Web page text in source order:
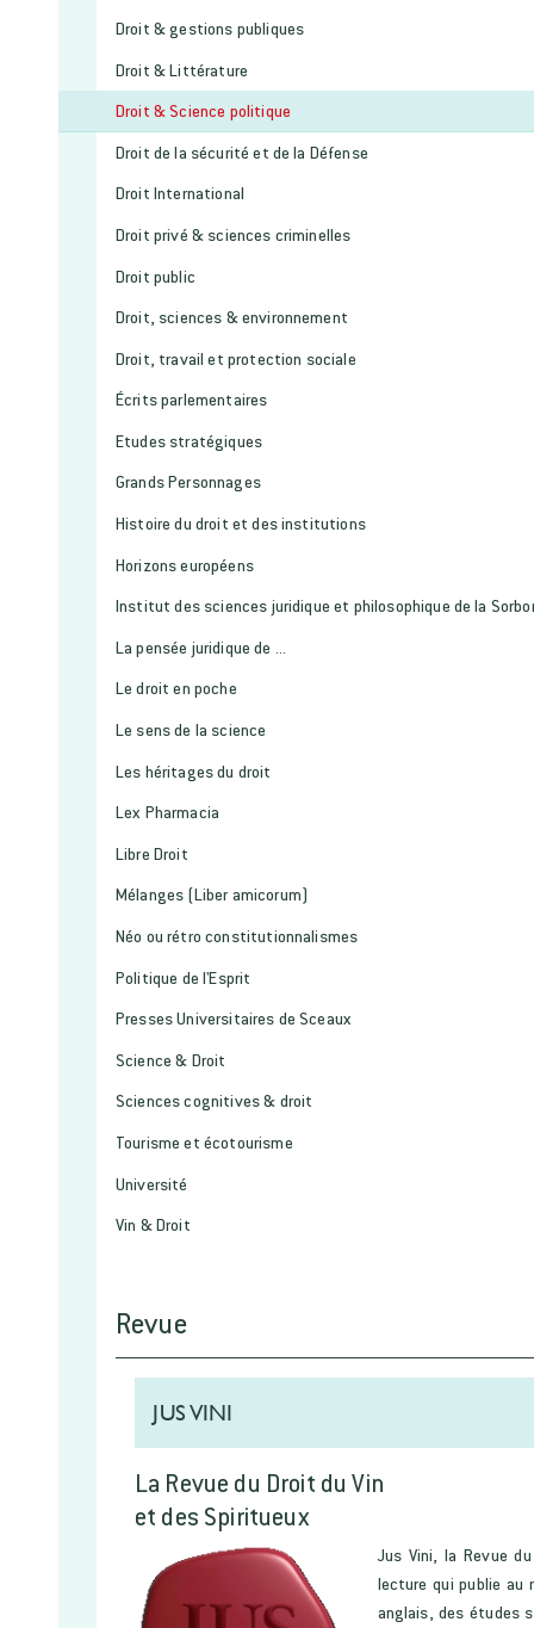
Droit & gestions publiques
Droit & Littérature
Droit & Science politique
Droit de la sécurité et de la Défense
Droit International
Droit privé & sciences criminelles
Droit public
Droit, sciences & environnement
Droit, travail et protection sociale
Écrits parlementaires
Etudes stratégiques
Grands Personnages
Histoire du droit et des institutions
Horizons européens
Institut des sciences juridique et philosophique de la
La pensée juridique de ...
Le droit en poche
Le sens de la science
Les héritages du droit
Lex Pharmacia
Libre Droit
Mélanges (Liber amicorum)
Néo ou rétro constitutionnalismes
Politique de l'Esprit
Presses Universitaires de Sceaux
Science & Droit
Sciences cognitives & droit
Tourisme et écotourisme
Université
Vin & Droit
Revue
JUS VINI
La Revue du Droit du Vin
et des Spiritueux
Jus Vini, la Revue
lecture qui publie au
anglais, des études